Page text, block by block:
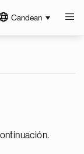
Candean